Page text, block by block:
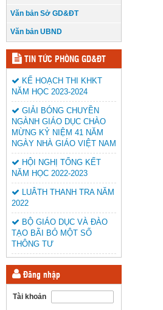
Văn bản Sở GD&ĐT
Văn bản UBND
TIN TỨC PHÒNG GD&ĐT
KẾ HOẠCH THI KHKT
NĂM HỌC 2023-2024
GIẢI BÓNG CHUYỀN
NGÀNH GIÁO DỤC CHÀO
MỪNG KỶ NIỆM 41 NĂM
NGÀY NHÀ GIÁO VIỆT NAM
HỘI NGHỊ TỔNG KẾT
NĂM HỌC 2022-2023
LUÂTH THANH TRA NĂM
2022
BỘ GIÁO DỤC VÀ ĐÀO
TẠO BÃI BỎ MỘT SỐ
THÔNG TƯ
Đăng nhập
Tài khoản